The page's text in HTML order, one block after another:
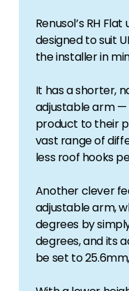
Renusol’s RH
designed to suit
the installer in
It has a shorter,
adjustable arm —
product to their
vast range of
less roof hooks
Another clever
adjustable arm,
degrees by
degrees, and its
be set to